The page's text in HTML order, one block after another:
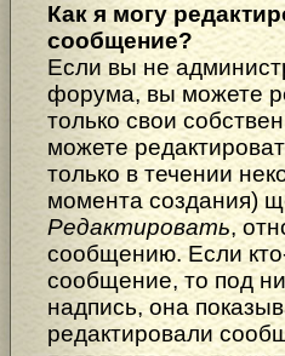
Как я могу
сообщение?
Если вы не
форума, вы можете
только свои
можете
только в течении
момента создания)
Редактировать,
сообщению. Если
сообщение, то под
надпись, она
редактировали